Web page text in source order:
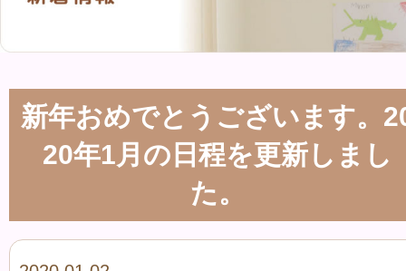
新年おめでとうございます。
20年1月の日程を更新しまし
た。